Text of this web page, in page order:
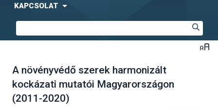
KAPCSOLAT
A növényvédő szerek harmonizált
kockázati mutatói Magyarországon
(2011-2020)